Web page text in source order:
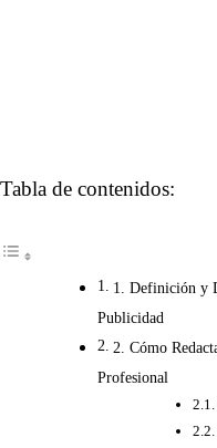
Tabla de contenidos:
1. Definición y
Publicidad
2. Cómo
Profesional